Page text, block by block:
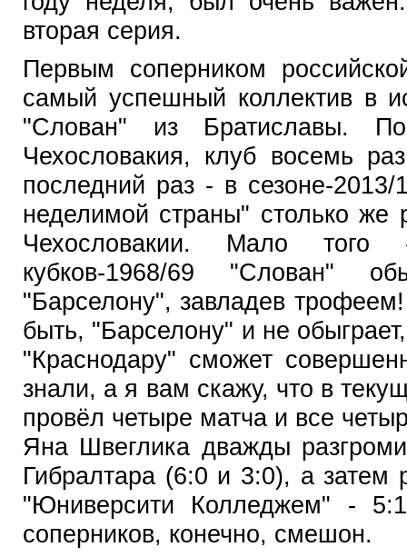
вторая серия.
Первым соперником
самый успешный коллектив в
"Слован" из Братиславы.
Чехословакия, клуб восемь
последний раз - в сезоне-
неделимой страны" столько же
Чехословакии. Мало
кубков-1968/69 "Слован"
"Барселону", завладев
быть, "Барселону" и не
"Краснодару" сможет
знали, а я вам скажу, что в
провёл четыре матча и все
Яна Швеглика дважды
Гибралтара (6:0 и 3:0), а затем
"Юниверсити Колледжем" -
соперников, конечно, смешон.